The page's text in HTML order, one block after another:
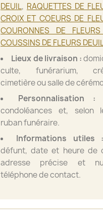
DEUIL, RAQUETTES DE
CROIX ET COEURS DE
COURONNES DE
COUSSINS DE FLEURS
Lieux de livraison :
culte, funérarium,
cimetière ou salle de
Personnalisation :
condoléances et, selon
ruban funéraire.
Informations utiles :
défunt, date et heure de
adresse précise et
téléphone de contact.